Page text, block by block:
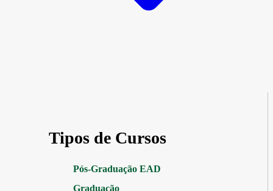
Tipos de Cursos
Pós-Graduação EAD
Graduação